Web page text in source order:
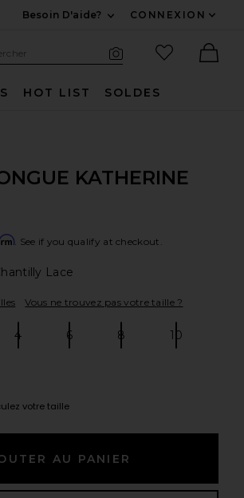
Besoin D'aide?
CONNEXION
Recherche
Articles
HOT LIST SOLDES
KATHERINE
. See if you qualify at checkout.
Lace
Vous ne trouvez pas votre taille ?
4 6 8 10
votre taille